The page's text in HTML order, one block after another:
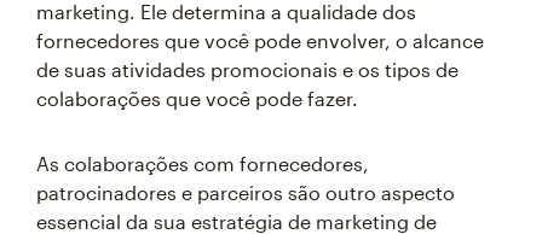
marketing. Ele determina a qualidade dos
fornecedores que você pode envolver, o alcance
de suas atividades promocionais e os tipos de
colaborações que você pode fazer.
As colaborações com fornecedores,
patrocinadores e parceiros são outro aspecto
essencial da sua estratégia de marketing de